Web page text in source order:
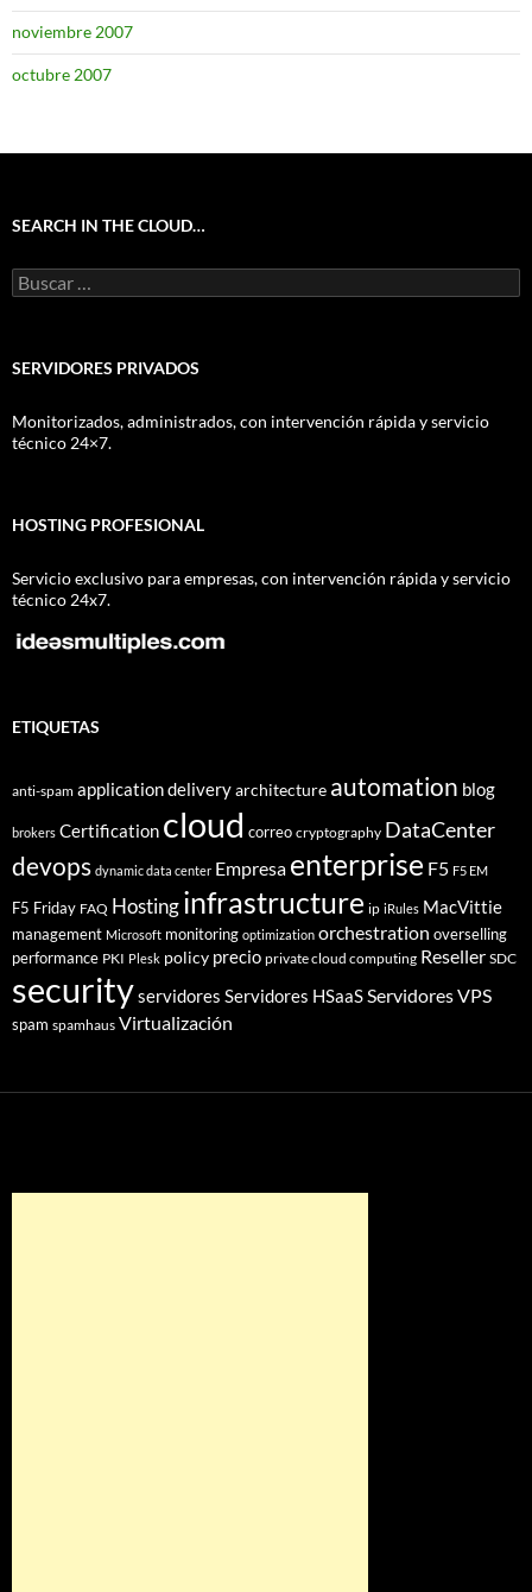
noviembre 2007
octubre 2007
SEARCH IN THE CLOUD…
Buscar:
SERVIDORES PRIVADOS
Monitorizados, administrados, con intervención rápida y servicio
técnico 24×7.
HOSTING PROFESIONAL
Servicio exclusivo para empresas, con intervención rápida y servicio
técnico 24x7.
ETIQUETAS
anti-spam application deliveryarchitecture automation blog
brokers Certification cloud correo cryptography DataCenter
devops dynamic data center Empresa enterprise F5 F5 EM
F5 Friday FAQ Hostinginfrastructure ip iRules MacVittie
management Microsoft monitoring optimization orchestration overselling
performance PKI Plesk policy precio private cloud computing Reseller SDC
securityservidores Servidores HSaaSServidores VPS
spam spamhaus Virtualización